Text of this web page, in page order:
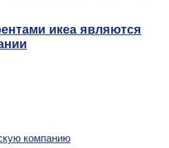
икеа являются
компанию